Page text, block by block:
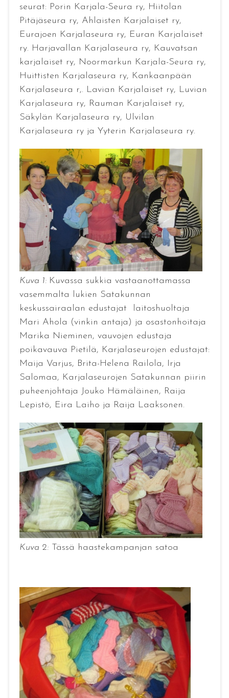
seurat: Porin Karjala-Seura ry, Hiitolan
Pitäjäseura ry, Ahlaisten Karjalaiset ry,
Eurajoen Karjalaseura ry, Euran Karjalaiset
ry. Harjavallan Karjalaseura ry, Kauvatsan
karjalaiset ry, Noormarkun Karjala-Seura ry,
Huittisten Karjalaseura ry, Kankaanpään
Karjalaseura r,. Lavian Karjalaiset ry, Luvian
Karjalaseura ry, Rauman Karjalaiset ry,
Säkylän Karjalaseura ry, Ulvilan
Karjalaseura ry ja Yyterin Karjalaseura ry.
Kuva 1: Kuvassa sukkia vastaanottamassa
vasemmalta lukien Satakunnan
keskussairaalan edustajat laitoshuoltaja
Mari Ahola (vinkin antaja) ja osastonhoitaja
Marika Nieminen, vauvojen edustaja
poikavauva Pietilä, Karjalaseurojen edustajat:
Maija Varjus, Brita-Helena Railola, Irja
Salomaa, Karjalaseurojen Satakunnan piirin
puheenjohtaja Jouko Hämäläinen, Raija
Lepistö, Eira Laiho ja Raija Laaksonen.
Kuva 2:Tässä haastekampanjan satoa